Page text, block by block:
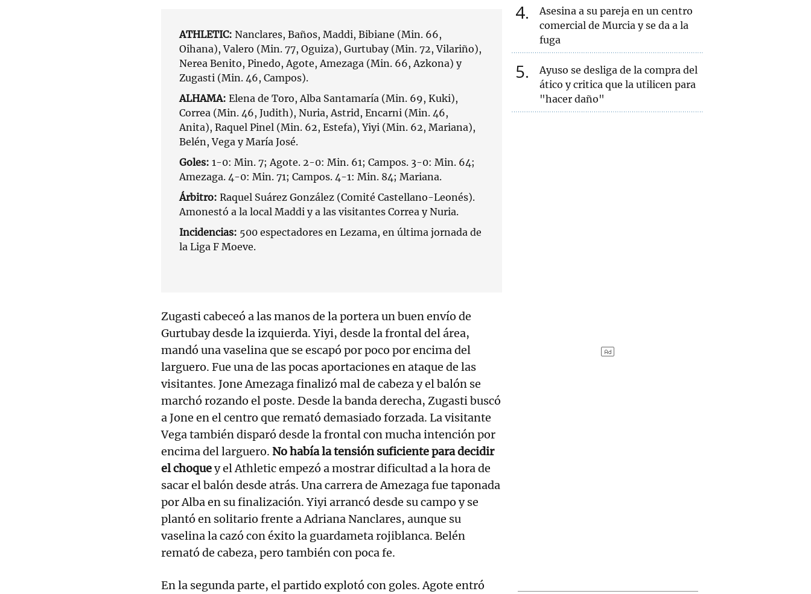
ATHLETIC: Nanclares, Baños, Maddi, Bibiane (Min. 66,
Oihana), Valero (Min. 77, Oguiza), Gurtubay (Min. 72, Vilariño),
Nerea Benito, Pinedo, Agote, Amezaga (Min. 66, Azkona) y
Zugasti (Min. 46, Campos).
ALHAMA: Elena de Toro, Alba Santamaría (Min. 69, Kuki),
Correa (Min. 46, Judith), Nuria, Astrid, Encarni (Min. 46,
Anita), Raquel Pinel (Min. 62, Estefa), Yiyi (Min. 62, Mariana),
Belén, Vega y María José.
Goles: 1-0: Min. 7; Agote. 2-0: Min. 61; Campos. 3-0: Min. 64;
Amezaga. 4-0: Min. 71; Campos. 4-1: Min. 84; Mariana.
Árbitro: Raquel Suárez González (Comité Castellano-Leonés).
Amonestó a la local Maddi y a las visitantes Correa y Nuria.
Incidencias: 500 espectadores en Lezama, en última jornada de
la Liga F Moeve.
Zugasti cabeceó a las manos de la portera un buen envío de
Gurtubay desde la izquierda. Yiyi, desde la frontal del área,
mandó una vaselina que se escapó por poco por encima del
larguero. Fue una de las pocas aportaciones en ataque de las
visitantes. Jone Amezaga finalizó mal de cabeza y el balón se
marchó rozando el poste. Desde la banda derecha, Zugasti buscó
a Jone en el centro que remató demasiado forzada. La visitante
Vega también disparó desde la frontal con mucha intención por
encima del larguero. No había la tensión suficiente para decidir
el choquey el Athletic empezó a mostrar dificultad a la hora de
sacar el balón desde atrás. Una carrera de Amezaga fue taponada
por Alba en su finalización. Yiyi arrancó desde su campo y se
plantó en solitario frente a Adriana Nanclares, aunque su
vaselina la cazó con éxito la guardameta rojiblanca. Belén
remató de cabeza, pero también con poca fe.
En la segunda parte, el partido explotó con goles. Agote entró
4
Asesina a su pareja en un centro
comercial de Murcia y se da a la
fuga
5
Ayuso se desliga de la compra del
ático y critica que la utilicen para
"hacer daño"